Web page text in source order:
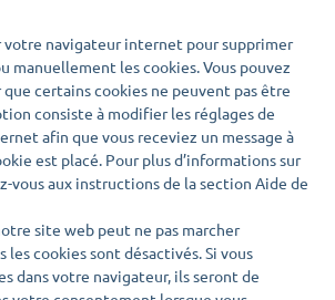
votre navigateur internet pour supprimer
manuellement les cookies. Vous pouvez
certains cookies ne peuvent pas être
consiste à modifier les réglages de
afin que vous receviez un message à
est placé. Pour plus d’informations sur
vous aux instructions de la section Aide de
site web peut ne pas marcher
cookies sont désactivés. Si vous
dans votre navigateur, ils seront de